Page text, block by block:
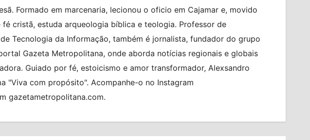
Formado em marcenaria, lecionou o oficio em Cajamar e, movido
cristã, estuda arqueologia bíblica e teologia. Professor de
Tecnologia da Informação, também é jornalista, fundador do grupo
Gazeta Metropolitana, onde aborda notícias regionais e globais
Guiado por fé, estoicismo e amor transformador, Alexsandro
"Viva com propósito". Acompanhe-o no Instagram
gazetametropolitana.com.
ALMANAQUE BRASIL
HORÓSCOPO